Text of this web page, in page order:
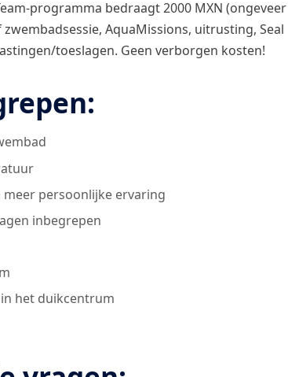
programma bedraagt ​​2000 MXN
AquaMissions, uitrusting, Seal
toeslagen. Geen verborgen kosten!
persoonlijke ervaring
inbegrepen
het duikcentrum